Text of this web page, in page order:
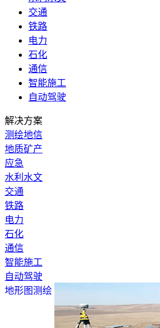
交通
铁路
电力
石化
通信
智能施工
自动驾驶
解决方案
测绘地信
地质矿产
应急
水利水文
交通
铁路
电力
石化
通信
智能施工
自动驾驶
地形图测绘